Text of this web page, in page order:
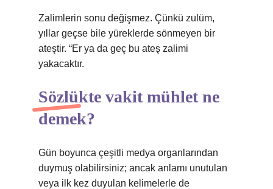
Zalimlerin sonu değişmez. Çünkü zulüm,
yıllar geçse bile yüreklerde sönmeyen bir
ateştir. “Er ya da geç bu ateş zalimi
yakacaktır.
Sözlükte vakit mühlet ne
demek?
Gün boyunca çeşitli medya organlarından
duymuş olabilirsiniz; ancak anlamı unutulan
veya ilk kez duyulan kelimelerle de